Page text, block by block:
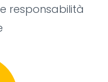
responsabilità